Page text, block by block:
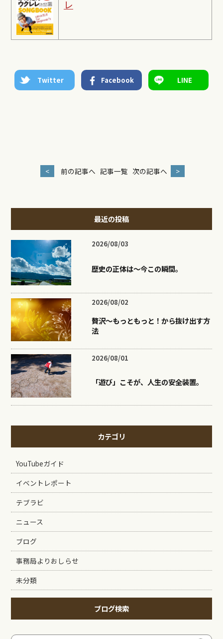
レ
Twitter Facebook LINE
< 前の記事へ 記事一覧 次の記事へ >
最近の投稿
2026/08/03
歴史の正体は〜今この瞬間。
2026/08/02
贅沢〜もっともっと！から抜け出す方
法
2026/08/01
「遊び」こそが、人生の安全装置。
カテゴリ
YouTubeガイド
イベントレポート
テブラビ
ニュース
ブログ
事務局よりおしらせ
未分類
ブログ検索